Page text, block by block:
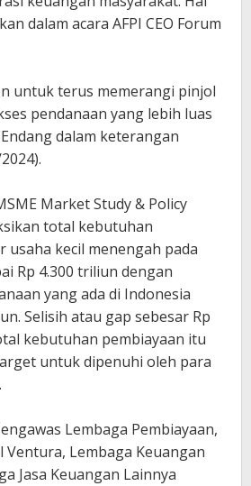
dalam acara AFPI CEO Forum
untuk terus memerangi pinjol
pendanaan yang lebih luas
dalam keterangan
Market Study & Policy
total kebutuhan
usaha kecil menengah pada
Rp 4.300 triliun dengan
yang ada di Indonesia
Selisih atau gap sebesar Rp
kebutuhan pembiayaan itu
untuk dipenuhi oleh para
Lembaga Pembiayaan,
Ventura, Lembaga Keuangan
Jasa Keuangan Lainnya